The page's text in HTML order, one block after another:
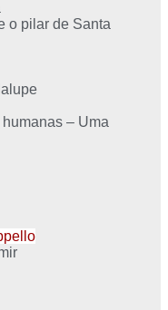
o pilar de Santa
– Uma